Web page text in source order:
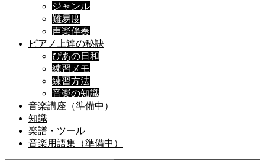
ジャンル
難易度
声楽伴奏
ピアノ上達の秘訣
ぴあの日和
練習メモ
練習方法
音楽の知識
音楽講座（準備中）
知識
楽譜・ツール
音楽用語集（準備中）